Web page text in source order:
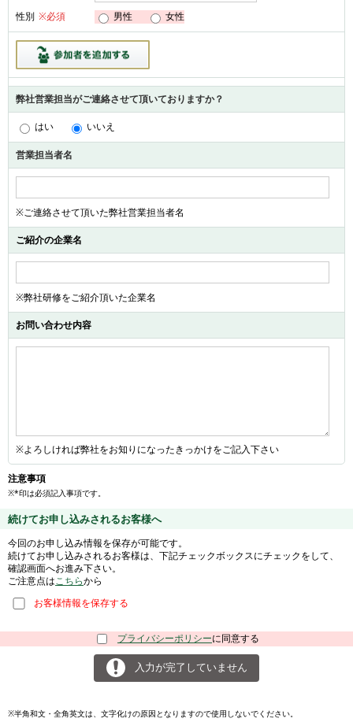
性別 ※必須 男性 女性
弊社営業担当がご連絡させて頂いておりますか？
はい いいえ
営業担当者名
※ご連絡させて頂いた弊社営業担当者名
ご紹介の企業名
※弊社研修をご紹介頂いた企業名
お問い合わせ内容
※よろしければ弊社をお知りになったきっかけをご記入下さい
注意事項
※*印は必須記入事項です。
続けてお申し込みされるお客様へ
今回のお申し込み情報を保存が可能です。
続けてお申し込みされるお客様は、下記チェックボックスにチェックをして、
確認画面へお進み下さい。
ご注意点はこちらから
お客様情報を保存する
プライバシーポリシーに同意する
入力が完了していません
※半角和文・全角英文は、文字化けの原因となりますので使用しないでください。